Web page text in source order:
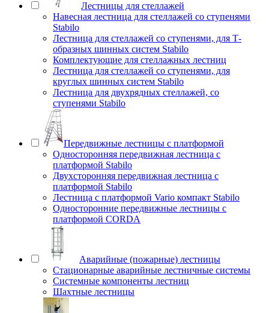
Лестницы для стеллажей
Навесная лестница для стеллажей со ступенями
Stabilo
Лестница для стеллажей со ступенями, для Т-
образных шинных систем Stabilo
Комплектующие для стеллажных лестниц
Лестница для стеллажей со ступенями, для
круглых шинных систем Stabilo
Лестница для двухрядных стеллажей, со
ступенями Stabilo
Передвижные лестницы с платформой
Односторонняя передвижная лестница с
платформой Stabilo
Двухсторонняя передвижная лестница с
платформой Stabilo
Лестница с платформой Vario компакт Stabilo
Односторонние передвижные лестницы с
платформой CORDA
Аварийные (пожарные) лестницы
Стационарные аварийные лестничные системы
Системные компоненты лестниц
Шахтные лестницы